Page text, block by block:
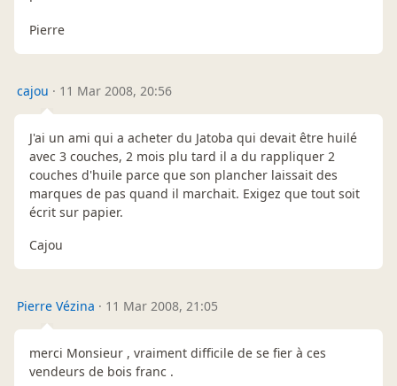
Pierre
cajou · 11 Mar 2008, 20:56
J'ai un ami qui a acheter du Jatoba qui devait être huilé
avec 3 couches, 2 mois plu tard il a du rappliquer 2
couches d'huile parce que son plancher laissait des
marques de pas quand il marchait. Exigez que tout soit
écrit sur papier.
Cajou
Pierre Vézina · 11 Mar 2008, 21:05
merci Monsieur , vraiment difficile de se fier à ces
vendeurs de bois franc .